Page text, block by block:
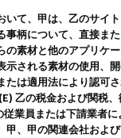
て、甲は、乙のサイ
事柄について、直接ま
の素材と他のアプリ
示される素材の使用、
は適用法により認可
乙の税金および関税
業員または下請業者
、甲の関連会社およ